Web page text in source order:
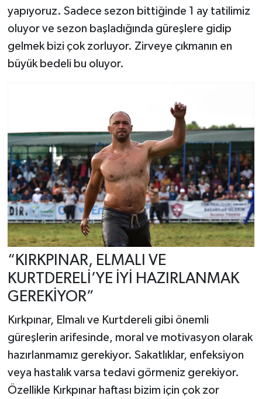
yapıyoruz. Sadece sezon bittiğinde 1 ay tatilimiz
oluyor ve sezon başladığında güreşlere gidip
gelmek bizi çok zorluyor. Zirveye çıkmanın en
büyük bedeli bu oluyor.
“KIRKPINAR, ELMALI VE
KURTDERELİ’YE İYİ HAZIRLANMAK
GEREKİYOR”
Kırkpınar, Elmalı ve Kurtdereli gibi önemli
güreşlerin arifesinde, moral ve motivasyon olarak
hazırlanmamız gerekiyor. Sakatlıklar, enfeksiyon
veya hastalık varsa tedavi görmeniz gerekiyor.
Özellikle Kırkpınar haftası bizim için çok zor